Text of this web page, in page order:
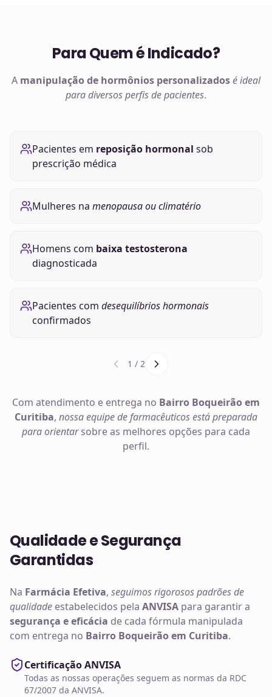
Para Quem é Indicado?
A manipulação de hormônios personalizadosé ideal
para diversos perfis de pacientes.
Pacientes em reposição hormonal sob
prescrição médica
Mulheres na menopausa ou climatério
Homens com baixa testosterona
diagnosticada
Pacientes com desequilíbrios hormonais
confirmados
1 / 2
Com atendimento e entrega no Bairro Boqueirão em
Curitiba, nossa equipe de farmacêuticos está preparada
para orientarsobre as melhores opções para cada
perfil.
Qualidade e Segurança
Garantidas
Na Farmácia Efetiva, seguimos rigorosos padrões de
qualidade estabelecidos pela ANVISA para garantir a
segurança e eficácia de cada fórmula manipulada
com entrega no Bairro Boqueirão em Curitiba.
Certificação ANVISA
Todas as nossas operações seguem as normas da RDC
67/2007 da ANVISA.